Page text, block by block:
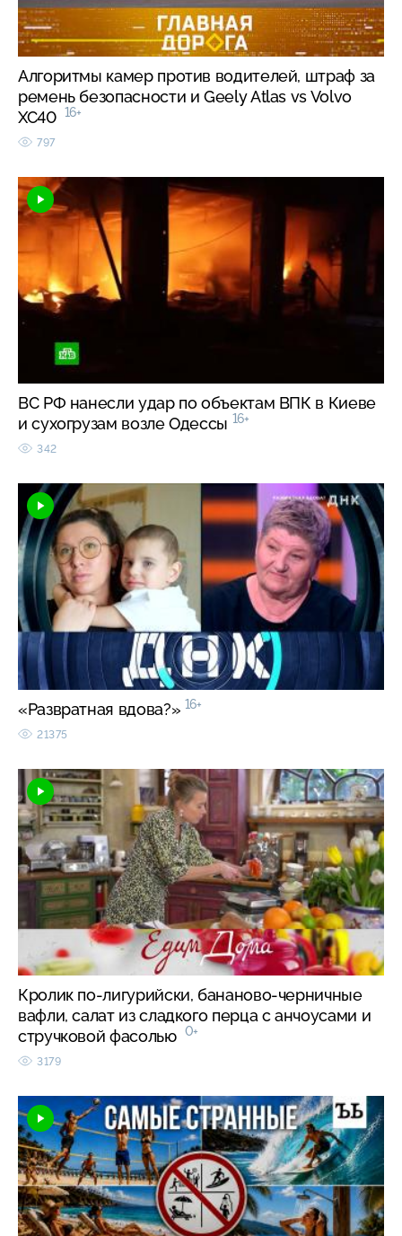
Алгоритмы камер против водителей, штраф за
ремень безопасности и Geely Atlas vs Volvo
XC40 16+
797
ВС РФ нанесли удар по объектам ВПК в Киеве
и сухогрузам возле Одессы 16+
342
«Развратная вдова?» 16+
21375
Кролик по-лигурийски, бананово-черничные
вафли, салат из сладкого перца с анчоусами и
стручковой фасолью 0+
3179